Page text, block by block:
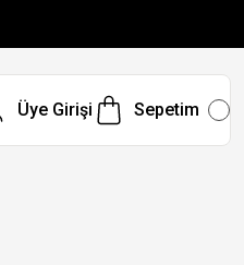
Üye Girişi Sepetim